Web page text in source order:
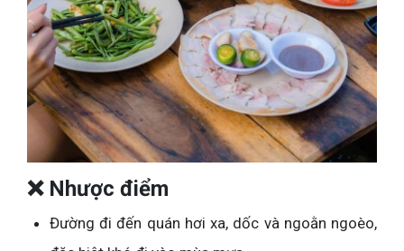
❌ Nhược điểm
Đường đi đến quán hơi xa, dốc và ngoằn ngoèo,